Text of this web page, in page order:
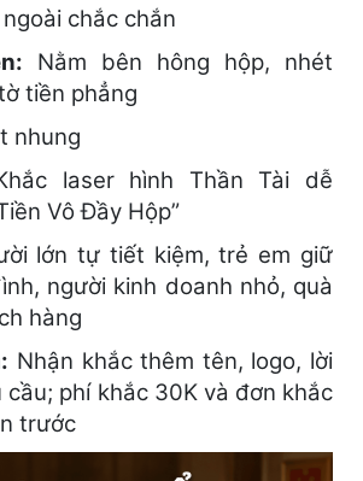
chắc chắn
Nằm bên hông hộp, nhét
tiền phẳng
nhung
laser hình Thần Tài dễ
Vô Đầy Hộp”
lớn tự tiết kiệm, trẻ em giữ
người kinh doanh nhỏ, quà
hàng
Nhận khắc thêm tên, logo, lời
cầu; phí khắc 30K và đơn khắc
trước